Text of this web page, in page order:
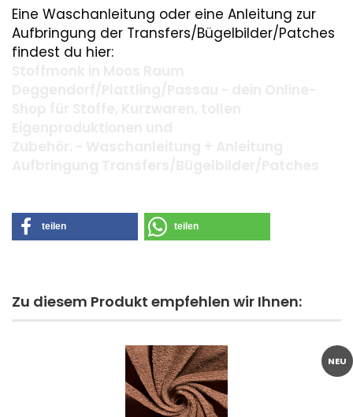
Eine Waschanleitung oder eine Anleitung zur
Aufbringung der Transfers/Bügelbilder/Patches
findest du hier:
teilen teilen
Zu diesem Produkt empfehlen wir Ihnen:
NEU